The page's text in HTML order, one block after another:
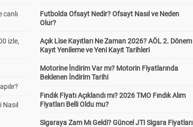
canlı
izle,
Futbolda Ofsayt Nedir? Ofsayt Nasıl ve Neden
Olur?
Açık Lise Kayıtları Ne Zaman 2026? AÖL 2. Dönem
Kayıt Yenileme ve Yeni Kayıt Tarihleri
Motorine İndirim Var mı? Motorin Fiyatlarında
Beklenen İndirim Tarihi
Fındık Fiyatı Açıklandı mı? 2026 TMO Fındık Alım
Fiyatları Belli Oldu mu?
Sigaraya Zam Mı Geldi? Güncel JTI Sigara Fiyatları